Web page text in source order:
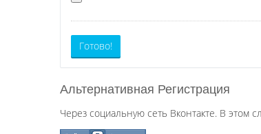
Готово!
Альтернативная Регистрация
Через социальную сеть Вконтакте. В этом